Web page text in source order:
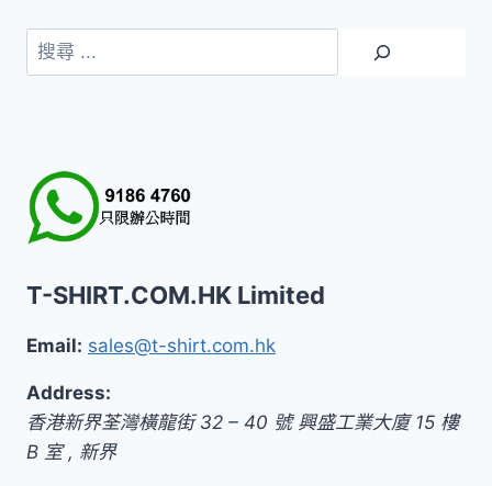
搜
尋
T-SHIRT.COM.HK Limited
Email: sales@t-shirt.com.hk
Address:
香港新界荃灣橫龍街 32 – 40 號 興盛工業大廈 15 樓
B 室, 新界